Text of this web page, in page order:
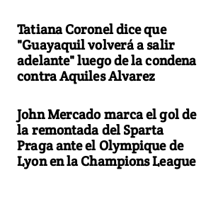
Tatiana Coronel dice que
"Guayaquil volverá a salir
adelante" luego de la condena
contra Aquiles Alvarez
John Mercado marca el gol de
la remontada del Sparta
Praga ante el Olympique de
Lyon en la Champions League